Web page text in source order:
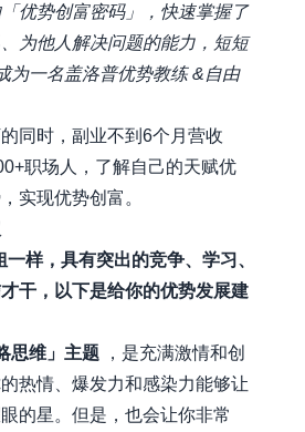
优势创富密码」，快速掌握了
为他人解决问题的能力，短短
为一名盖洛普优势教练 &自由
同时，副业不到6个月营收
职场人，了解自己的天赋优
实现优势创富。
样，具有突出的竞争、学习、
干，以下是给你的优势发展建
思维」主题，是充满激情和创
热情、爆发力和感染力能够让
的星。但是，也会让你非常